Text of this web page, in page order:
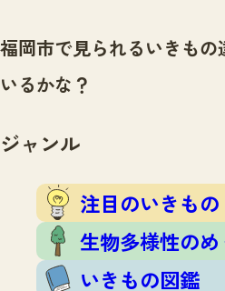
センター紹介TOP
サイトポリシー
ニュース
いきものガイド
注目のいきもの
生物多様性のめぐみ
いきもの図鑑
おでかけコース
保全アクション
イベント
いきもの調査隊
調査レポート
マッチング
福岡市で見られるいきも
いるかな？
ジャンル
注目のいきもの
生物多様性のめ
いきもの図鑑